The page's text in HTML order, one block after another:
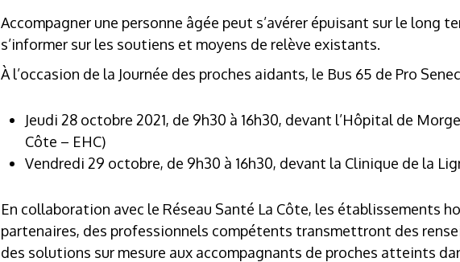
Accompagner une personne âgée peut s’avérer épuisant sur le long
s’informer sur les soutiens et moyens de relève existants.
À l’occasion de la Journée des proches aidants, le Bus 65 de Pro
Jeudi 28 octobre 2021, de 9h30 à 16h30, devant l’Hôpital de
Côte – EHC)
Vendredi 29 octobre, de 9h30 à 16h30, devant la Clinique de la
En collaboration avec le Réseau Santé La Côte, les établissements
partenaires, des professionnels compétents transmettront des
des solutions sur mesure aux accompagnants de proches atteints